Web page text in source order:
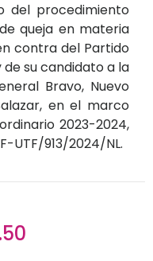
del procedimiento
queja en materia
contra del Partido
su candidato a la
Bravo, Nuevo
en el marco
2023-2024,
UTF/913/2024/NL.